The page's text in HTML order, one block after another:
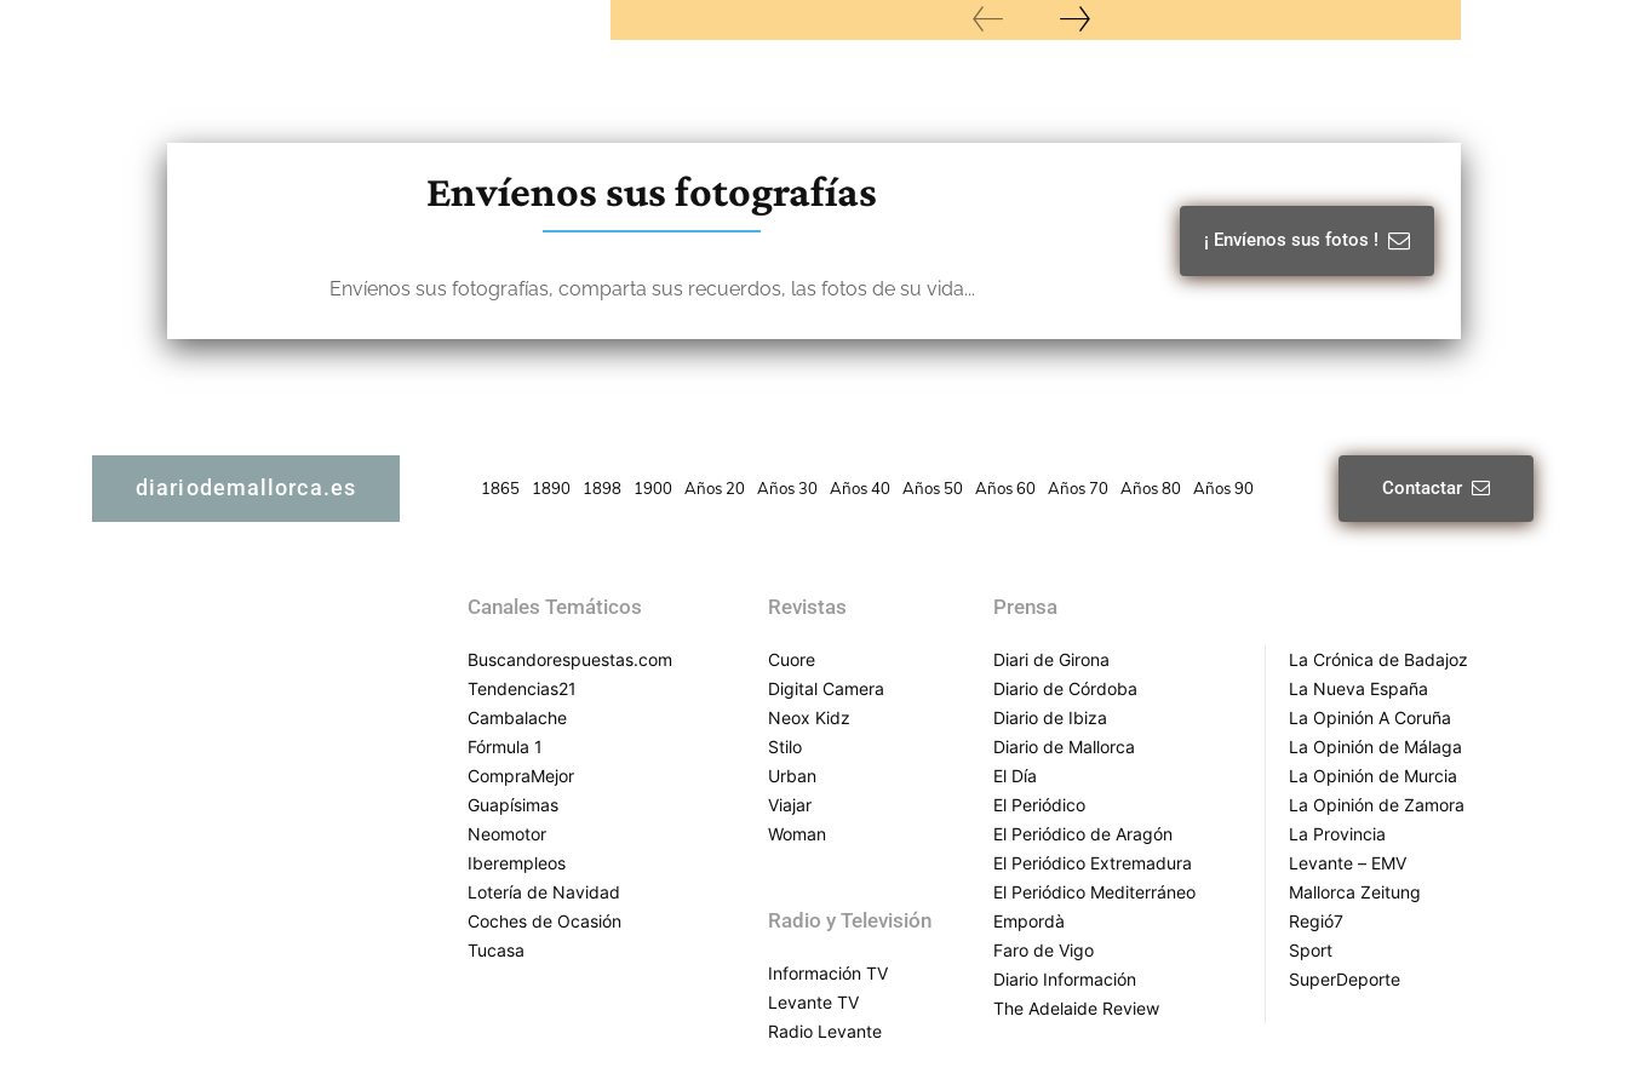
Envíenos sus fotografías
Envíenos sus fotografías, comparta sus recuerdos, las fotos de su vida...
¡ Envíenos sus fotos !
diariodemallorca.es 1865 1890 1898 1900 Años 20 Años 30 Años 40 Años 50 Años 60 Años 70 Años 80 Años 90 Contactar
Canales Temáticos
Buscandorespuestas.com
Tendencias21
Cambalache
Fórmula 1
CompraMejor
Guapísimas
Neomotor
Iberempleos
Lotería de Navidad
Coches de Ocasión
Tucasa
Revistas
Cuore
Digital Camera
Neox Kidz
Stilo
Urban
Viajar
Woman
Radio y Televisión
Información TV
Levante TV
Radio Levante
Prensa
Diari de Girona
Diario de Córdoba
Diario de Ibiza
Diario de Mallorca
El Día
El Periódico
El Periódico de Aragón
El Periódico Extremadura
El Periódico Mediterráneo
Empordà
Faro de Vigo
Diario Información
The Adelaide Review
La Crónica de Badajoz
La Nueva España
La Opinión A Coruña
La Opinión de Málaga
La Opinión de Murcia
La Opinión de Zamora
La Provincia
Levante – EMV
Mallorca Zeitung
Regió7
Sport
SuperDeporte